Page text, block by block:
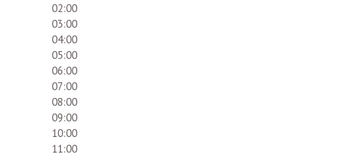
02:00
03:00
04:00
05:00
06:00
07:00
08:00
09:00
10:00
11:00